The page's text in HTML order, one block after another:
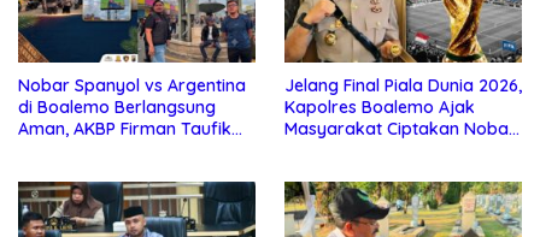
Nobar Spanyol vs Argentina
di Boalemo Berlangsung
Aman, AKBP Firman Taufik
Jelang Final Piala Dunia 2026,
Kapolres Boalemo Ajak
Masyarakat Ciptakan Nobar